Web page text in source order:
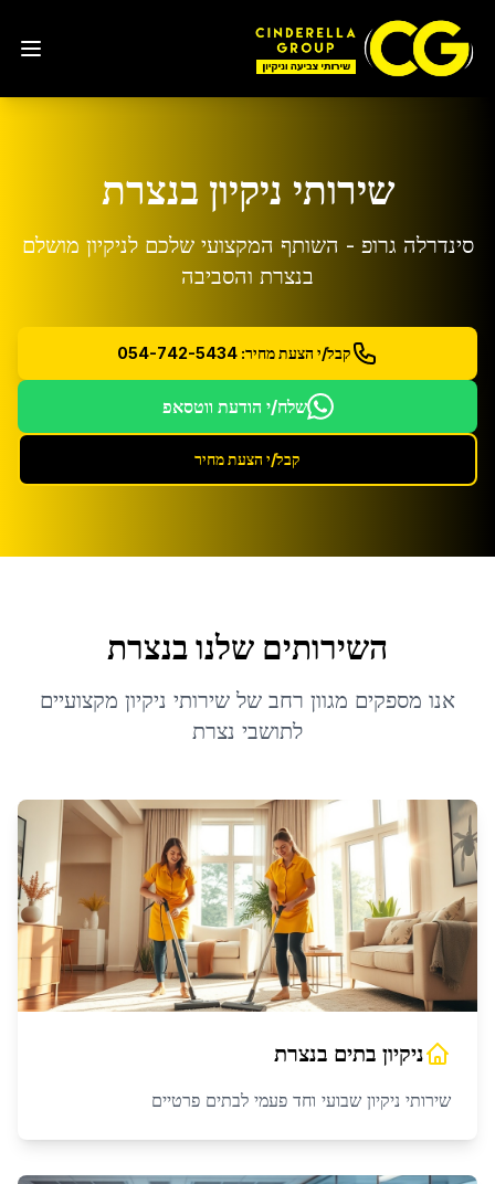
שירותי ניקיון בנצרת
סינדרלה גרופ - השותף המקצועי שלכם לניקיון מושלם
בנצרת והסביבה
קבל/י הצעת מחיר: 054-742-5434
שלח/י הודעת ווטסאפ
קבל/י הצעת מחיר
השירותים שלנו בנצרת
אנו מספקים מגוון רחב של שירותי ניקיון מקצועיים
לתושבי נצרת
ניקיון בתים בנצרת
שירותי ניקיון שבועי וחד פעמי לבתים פרטיים